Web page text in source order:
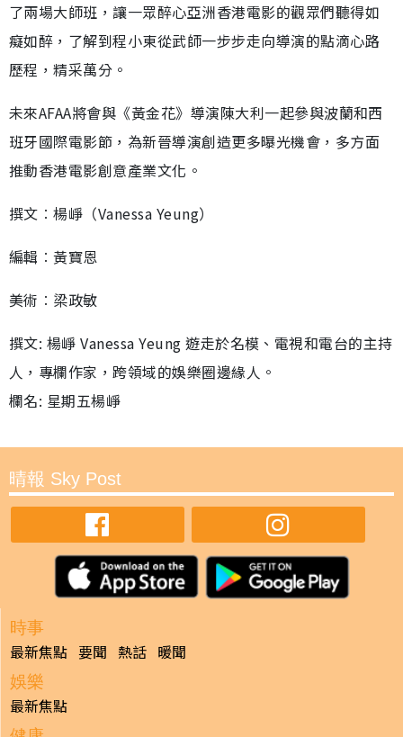
了兩場大師班，讓一眾醉心亞洲香港電影的觀眾們聽得如
癡如醉，了解到程小東從武師一步步走向導演的點滴心路
歷程，精采萬分。
未來AFAA將會與《黃金花》導演陳大利一起參與波蘭和西
班牙國際電影節，為新晉導演創造更多曝光機會，多方面
推動香港電影創意產業文化。
撰文︰楊崢（Vanessa Yeung）
編輯︰黃寶恩
美術︰梁政敏
撰文: 楊崢 Vanessa Yeung 遊走於名模、電視和電台的主持
人，專欄作家，跨領域的娛樂圈邊緣人。
欄名: 星期五楊崢
晴報 Sky Post
時事
最新焦點 要聞 熱話 暖聞
娛樂
最新焦點